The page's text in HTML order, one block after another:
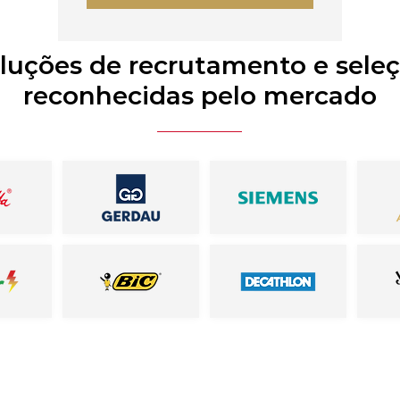
de recrutamento e
reconhecidas pelo mercado